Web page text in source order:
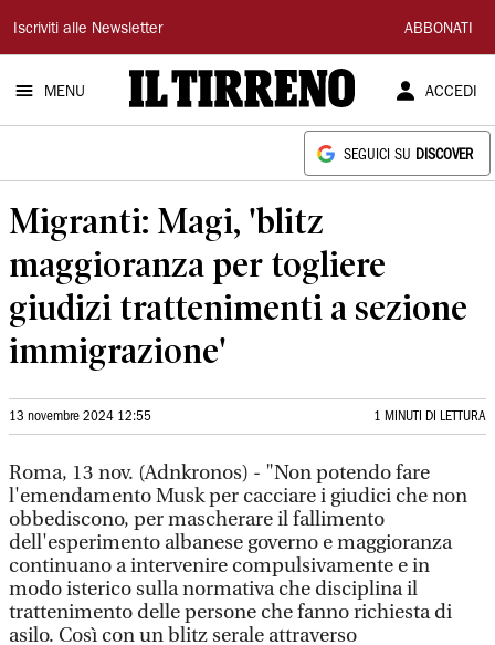
Il
Tirreno
Iscriviti alle Newsletter ABBONATI
MENU ACCEDI
SEGUICI SU DISCOVER
Migranti: Magi, 'blitz
maggioranza per togliere
giudizi trattenimenti a sezione
immigrazione'
13 novembre 2024 12:55 1 MINUTI DI LETTURA
Roma, 13 nov. (Adnkronos) - "Non potendo fare
l'emendamento Musk per cacciare i giudici che non
obbediscono, per mascherare il fallimento
dell'esperimento albanese governo e maggioranza
continuano a intervenire compulsivamente e in
modo isterico sulla normativa che disciplina il
trattenimento delle persone che fanno richiesta di
asilo. Così con un blitz serale attraverso